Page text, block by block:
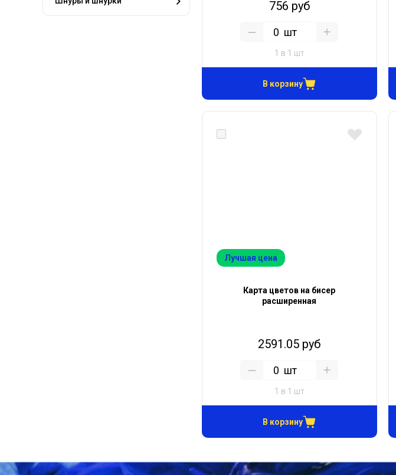
756 руб
шт
1 в 1 шт
В корзину
Лучшая цена
Карта цветов на бисер
расширенная
2591.05 руб
шт
1 в 1 шт
В корзину